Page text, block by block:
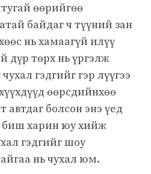
өөрийгөө
байдаг ч түүний зан
нь хамаагүй илүү
​​дүр төрх нь үргэлж
гэдгийг гэр лүүгээ
өөрсдийнхөө
автдаг болсон энэ үед
биш харин юу хийж
гэдгийг шоу
нь чухал юм.